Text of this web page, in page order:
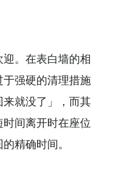
。在表白墙的相
强硬的清理措施
就没了」，而其
间离开时在座位
精确时间。